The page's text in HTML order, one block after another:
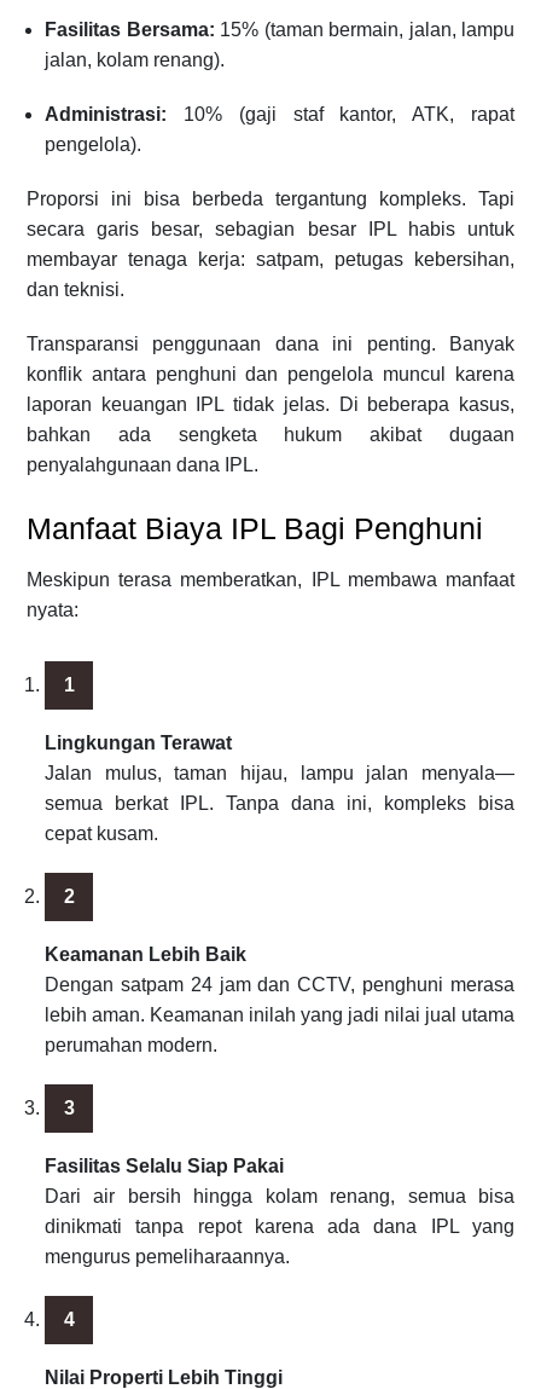
Fasilitas Bersama: 15% (taman bermain, jalan, lampu
jalan, kolam renang).
Administrasi: 10% (gaji staf kantor, ATK, rapat
pengelola).
Proporsi ini bisa berbeda tergantung kompleks. Tapi
secara garis besar, sebagian besar IPL habis untuk
membayar tenaga kerja: satpam, petugas kebersihan,
dan teknisi.
Transparansi penggunaan dana ini penting. Banyak
konflik antara penghuni dan pengelola muncul karena
laporan keuangan IPL tidak jelas. Di beberapa kasus,
bahkan ada sengketa hukum akibat dugaan
penyalahgunaan dana IPL.
Manfaat Biaya IPL Bagi Penghuni
Meskipun terasa memberatkan, IPL membawa manfaat
nyata:
Lingkungan Terawat
Jalan mulus, taman hijau, lampu jalan menyala—
semua berkat IPL. Tanpa dana ini, kompleks bisa
cepat kusam.
Keamanan Lebih Baik
Dengan satpam 24 jam dan CCTV, penghuni merasa
lebih aman. Keamanan inilah yang jadi nilai jual utama
perumahan modern.
Fasilitas Selalu Siap Pakai
Dari air bersih hingga kolam renang, semua bisa
dinikmati tanpa repot karena ada dana IPL yang
mengurus pemeliharaannya.
Nilai Properti Lebih Tinggi